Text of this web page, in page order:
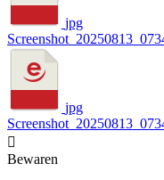
jpg
jpg

Bewaren